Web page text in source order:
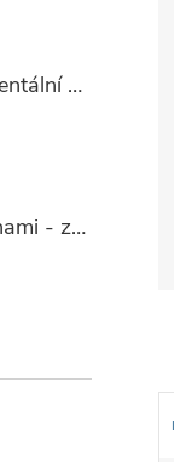
Moderní koberec Dubai - orientální 6 - červený
Krásný koberec Alfa s květinami - zelený